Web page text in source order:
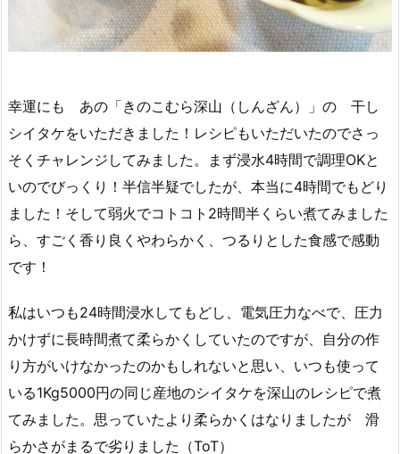
幸運にも あの「きのこむら深山（しんざん）」の 干し
シイタケをいただきました！レシピもいただいたのでさっ
そくチャレンジしてみました。まず浸水4時間で調理OKと
いのでびっくり！半信半疑でしたが、本当に4時間でもどり
ました！そして弱火でコトコト2時間半くらい煮てみました
ら、すごく香り良くやわらかく、つるりとした食感で感動
です！
私はいつも24時間浸水してもどし、電気圧力なべで、圧力
かけずに長時間煮て柔らかくしていたのですが、自分の作
り方がいけなかったのかもしれないと思い、いつも使って
いる1Kg5000円の同じ産地のシイタケを深山のレシピで煮
てみました。思っていたより柔らかくはなりましたが 滑
らかさがまるで劣りました（ToT）